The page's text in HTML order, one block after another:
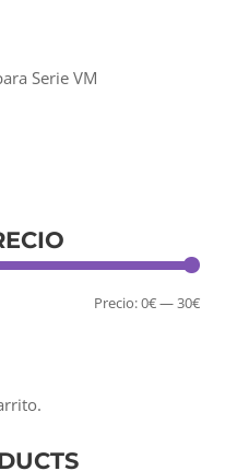
Serie VM
Precio
Precio
Precio:0€—30€